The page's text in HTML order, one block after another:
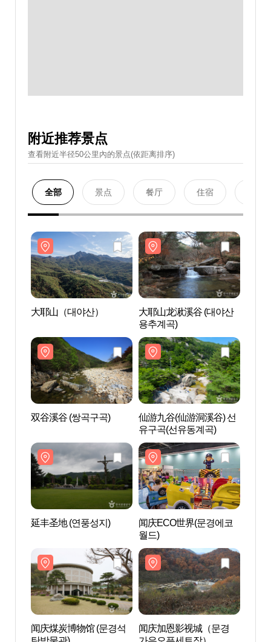
附近推荐景点
查看附近半径50公里內的景点(依距离排序)
全部 景点 餐厅 住宿
大耶山（대야산）
大耶山龙湫溪谷 (대야산
용추계곡)
双谷溪谷 (쌍곡구곡)
仙游九谷(仙游洞溪谷) 선
유구곡(선유동계곡)
延丰圣地 (연풍성지)
闻庆ECO世界(문경에코
월드)
闻庆煤炭博物馆 (문경석
闻庆加恩影视城（문경